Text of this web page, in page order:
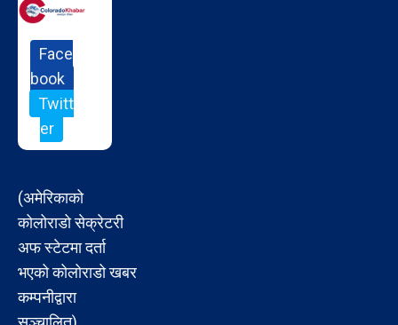
Face
book
Twitt
er
(अमेरिकाको
कोलोराडो सेक्रेटरी
अफ स्टेटमा दर्ता
भएको कोलोराडो खबर
कम्पनीद्वारा